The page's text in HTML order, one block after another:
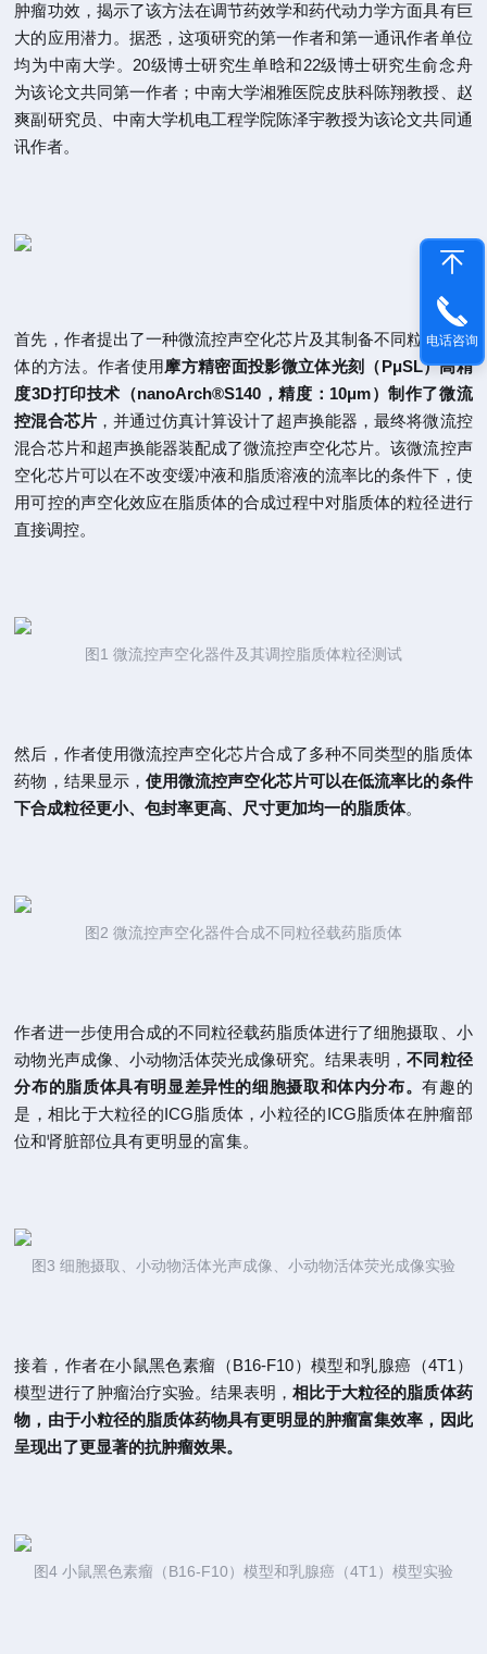
肿瘤功效，揭示了该方法在调节药效学和药代动力学方面具有巨
大的应用潜力。据悉，这项研究的第一作者和第一通讯作者单位
均为中南大学。20级博士研究生单晗和22级博士研究生俞念舟
为该论文共同第一作者；中南大学湘雅医院皮肤科陈翔教授、赵
爽副研究员、中南大学机电工程学院陈泽宇教授为该论文共同通
讯作者。
首先，作者提出了一种微流控声空化芯片及其制备不同粒径脂质
体的方法。作者使用摩方精密面投影微立体光刻（PμSL）高精
度3D打印技术（nanoArch®S140，精度：10μm）制作了微流
控混合芯片，并通过仿真计算设计了超声换能器，最终将微流控
混合芯片和超声换能器装配成了微流控声空化芯片。该微流控声
空化芯片可以在不改变缓冲液和脂质溶液的流率比的条件下，使
用可控的声空化效应在脂质体的合成过程中对脂质体的粒径进行
直接调控。
图1 微流控声空化器件及其调控脂质体粒径测试
然后，作者使用微流控声空化芯片合成了多种不同类型的脂质体
药物，结果显示， 使用微流控声空化芯片可以在低流率比的条件
下合成粒径更小、包封率更高、尺寸更加均一的脂质体。
图2 微流控声空化器件合成不同粒径载药脂质体
作者进一步使用合成的不同粒径载药脂质体进行了细胞摄取、小
动物光声成像、小动物活体荧光成像研究。结果表明，不同粒径
分布的脂质体具有明显差异性的细胞摄取和体内分布。有趣的
是，相比于大粒径的ICG脂质体，小粒径的ICG脂质体在肿瘤部
位和肾脏部位具有更明显的富集。
图3 细胞摄取、小动物活体光声成像、小动物活体荧光成像实验
接着，作者在小鼠黑色素瘤（B16-F10）模型和乳腺癌（4T1）
模型进行了肿瘤治疗实验。结果表明，相比于大粒径的脂质体药
物，由于小粒径的脂质体药物具有更明显的肿瘤富集效率，因此
呈现出了更显著的抗肿瘤效果。
图4 小鼠黑色素瘤（B16-F10）模型和乳腺癌（4T1）模型实验
电话咨询